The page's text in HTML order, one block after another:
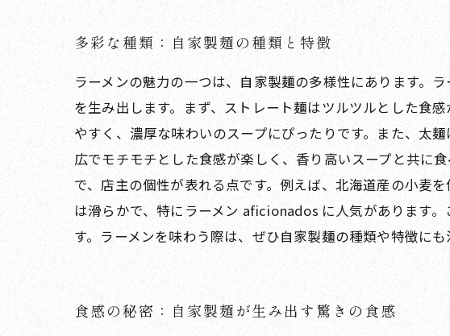
多彩な種類：自家製麺の種類と特徴
ラーメンの魅力の一つは、自家製麺の多様性にあります。
を生み出します。まず、ストレート麺はツルツルとした食
やすく、濃厚な味わいのスープにぴったりです。また、太
広でモチモチとした食感が楽しく、香り高いスープと共に
で、店主の個性が表れる点です。例えば、北海道産の小麦
は滑らかで、特にラーメン aficionados に人気があります
す。ラーメンを味わう際は、ぜひ自家製麺の種類や特徴に
食感の秘密：自家製麺が生み出す驚きの食感